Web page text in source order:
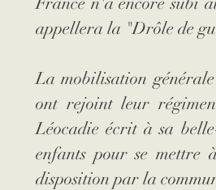
appellera la "Drôle de
La mobilisation générale
ont rejoint leur
Léocadie écrit à sa
enfants pour se mettre
disposition par la